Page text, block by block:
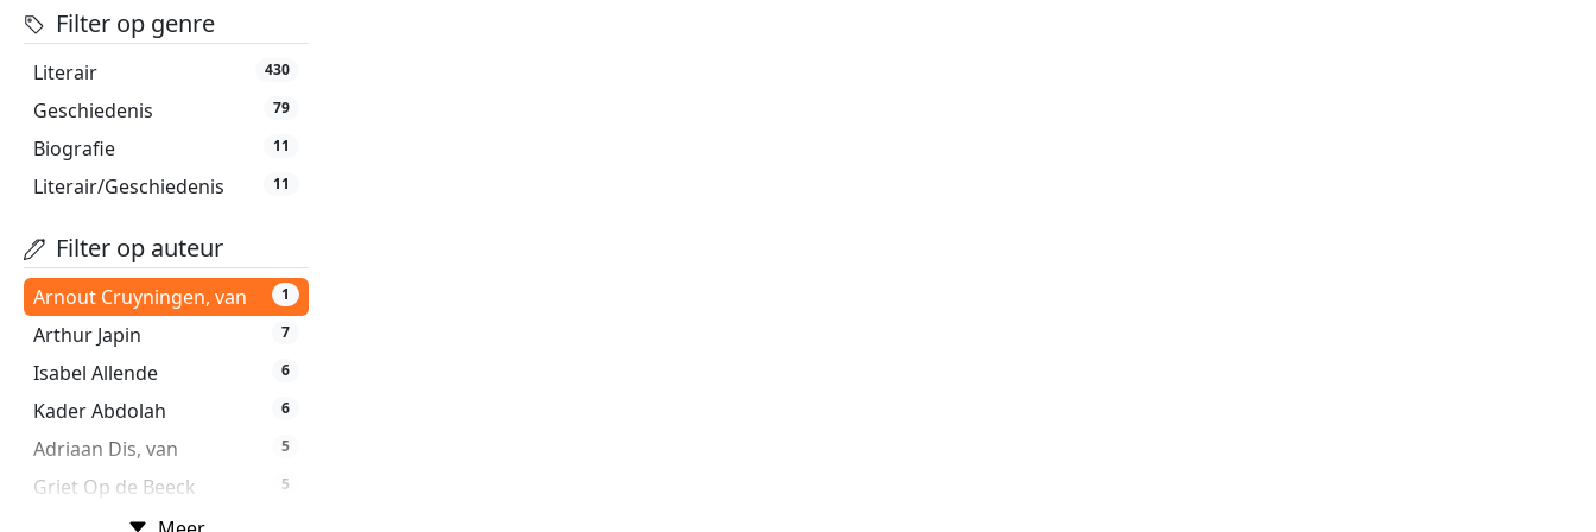
Filter op genre
Literair 430
Geschiedenis 79
Biografie 11
Literair/Geschiedenis 11
Filter op auteur
Arthur Japin 7
Isabel Allende 6
Kader Abdolah 6
Adriaan Dis, van 5
Griet Op de Beeck 5
Ian McEwan
Arnout Cruyningen, van 1